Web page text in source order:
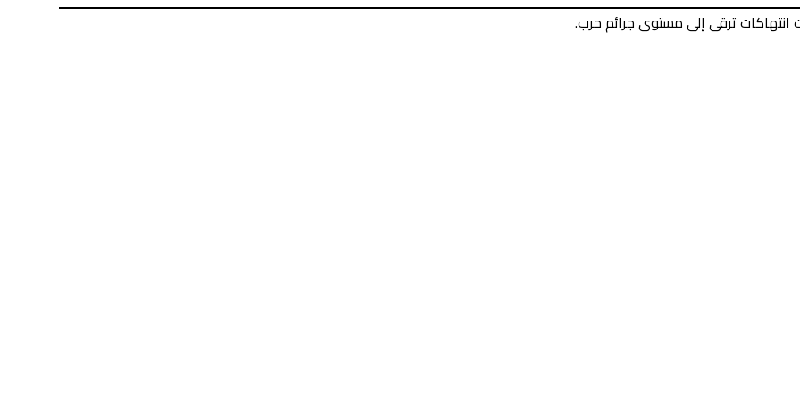
انتهاكات ترقى إلى مستوى جرائم حرب.